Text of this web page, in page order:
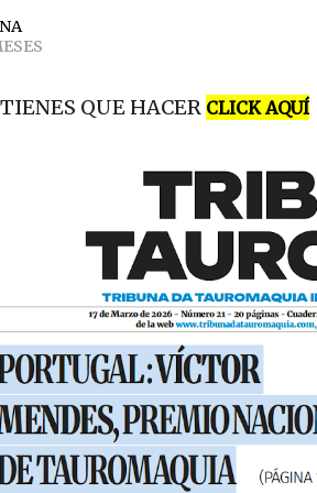
QUE HACER CLICK AQUÍ